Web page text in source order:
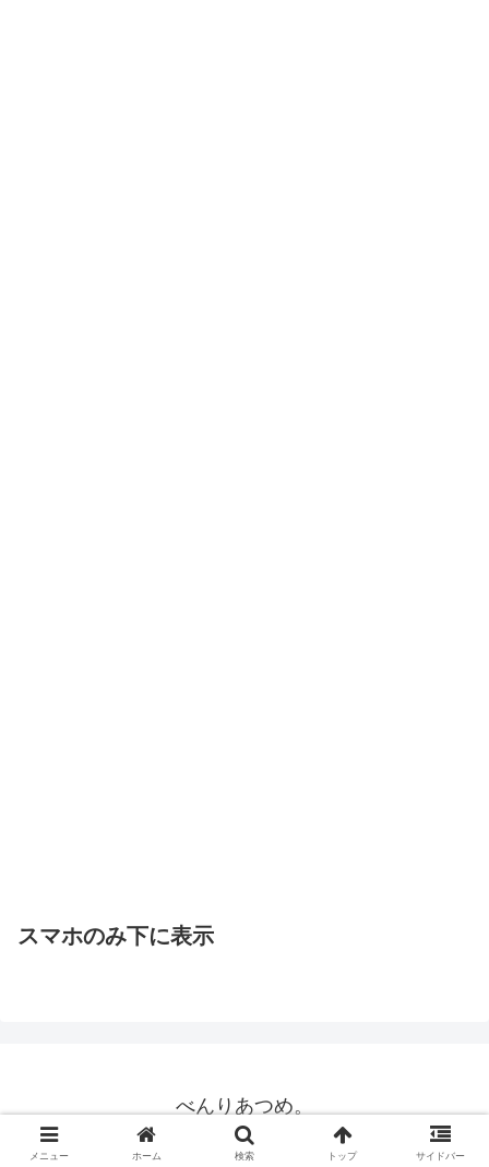
スマホのみ下に表示
べんりあつめ。
© 2015 べんりあつめ。.
メニュー ホーム 検索 トップ サイドバー